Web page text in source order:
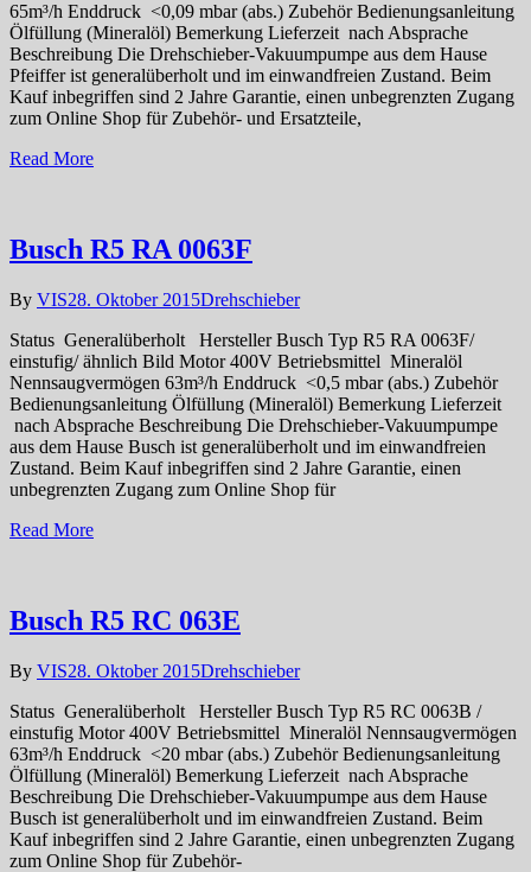
65m³/h Enddruck <0,09 mbar (abs.) Zubehör Bedienungsanleitung
Ölfüllung (Mineralöl) Bemerkung Lieferzeit nach Absprache
Beschreibung Die Drehschieber-Vakuumpumpe aus dem Hause
Pfeiffer ist generalüberholt und im einwandfreien Zustand. Beim
Kauf inbegriffen sind 2 Jahre Garantie, einen unbegrenzten Zugang
zum Online Shop für Zubehör- und Ersatzteile,
Read More
Busch R5 RA 0063F
By VIS28. Oktober 2015Drehschieber
Status Generalüberholt Hersteller Busch Typ R5 RA 0063F/
einstufig/ ähnlich Bild Motor 400V Betriebsmittel Mineralöl
Nennsaugvermögen 63m³/h Enddruck <0,5 mbar (abs.) Zubehör
Bedienungsanleitung Ölfüllung (Mineralöl) Bemerkung Lieferzeit
nach Absprache Beschreibung Die Drehschieber-Vakuumpumpe
aus dem Hause Busch ist generalüberholt und im einwandfreien
Zustand. Beim Kauf inbegriffen sind 2 Jahre Garantie, einen
unbegrenzten Zugang zum Online Shop für
Read More
Busch R5 RC 063E
By VIS28. Oktober 2015Drehschieber
Status Generalüberholt Hersteller Busch Typ R5 RC 0063B /
einstufig Motor 400V Betriebsmittel Mineralöl Nennsaugvermögen
63m³/h Enddruck <20 mbar (abs.) Zubehör Bedienungsanleitung
Ölfüllung (Mineralöl) Bemerkung Lieferzeit nach Absprache
Beschreibung Die Drehschieber-Vakuumpumpe aus dem Hause
Busch ist generalüberholt und im einwandfreien Zustand. Beim
Kauf inbegriffen sind 2 Jahre Garantie, einen unbegrenzten Zugang
zum Online Shop für Zubehör-